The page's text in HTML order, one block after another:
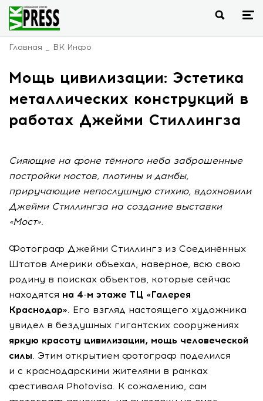
Главная ВК Инфо
Мощь цивилизации: Эстетика
металлических конструкций в
работах Джейми Стиллингза
Сияющие на фоне тёмного неба заброшенные
постройки мостов, плотины и дамбы,
приручающие непослушную стихию, вдохновили
Джейми Стиллингза на создание выставки
«Мост».
Фотограф Джейми Стиллингз из Соединённых
Штатов Америки объехал, наверное, всю свою
родину в поисках объектов, которые сейчас
находятся на 4-м этаже ТЦ «Галерея
Краснодар». Его взгляд настоящего художника
увидел в бездушных гигантских сооружениях
яркую красоту цивилизации, мощь человеческой
силы. Этим открытием фотограф поделился
и с краснодарскими жителями в рамках
фестиваля Photovisa. К сожалению, сам